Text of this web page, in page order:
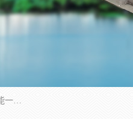
青岛铭源环保科技有限公司是一家专注于环保与智慧水务领域的先进科技企业，公司专注于云智能一体化HMPP预制泵站、智能截流井设备、调蓄池雨洪管理设备、水务循环利用、云智慧水务开发及新型环保技术研发等领域。